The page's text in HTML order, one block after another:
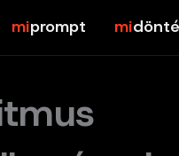
prompt